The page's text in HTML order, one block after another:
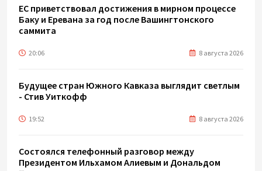
ЕС приветствовал достижения в мирном процессе
Баку и Еревана за год после Вашингтонского
саммита
20:06 8 августа 2026
Будущее стран Южного Кавказа выглядит светлым
- Стив Уиткофф
19:52 8 августа 2026
Состоялся телефонный разговор между
Президентом Ильхамом Алиевым и Дональдом